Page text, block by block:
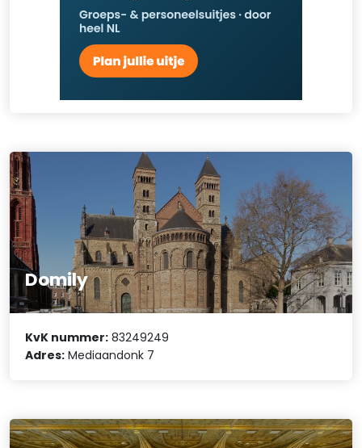
Domily
KvK nummer: 83249249
Adres: Mediaandonk 7